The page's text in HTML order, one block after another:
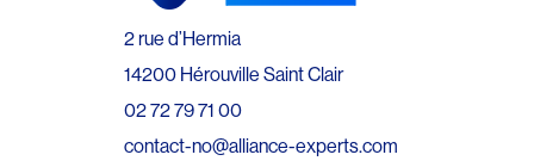
2 rue d’Hermia
14200 Hérouville Saint Clair
02 72 79 71 00
contact-no@alliance-experts.com